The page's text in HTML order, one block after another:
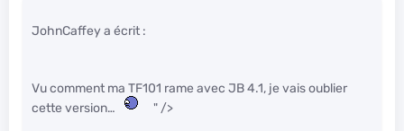
JohnCaffey a écrit :
Vu comment ma TF101 rame avec JB 4.1, je vais oublier
cette version…
" />